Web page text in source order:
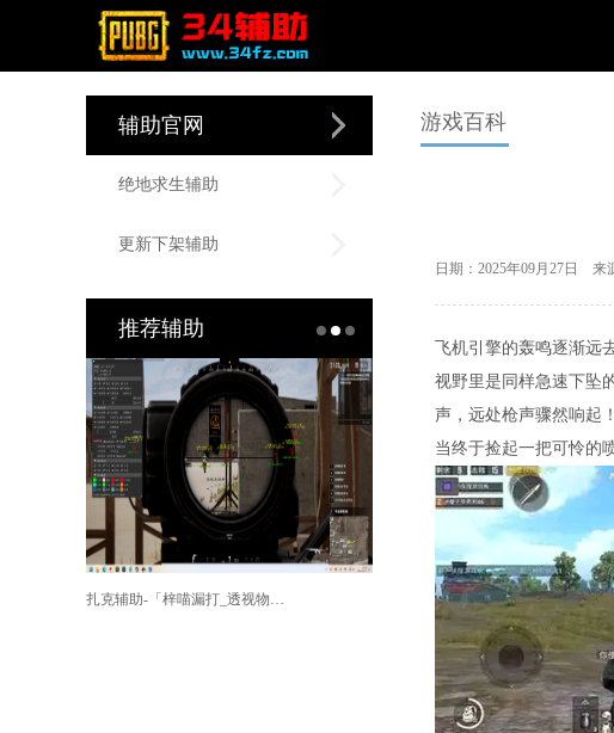
辅助官网
绝地求生辅助
更新下架辅助
推荐辅助
扎克辅助-「梓喵漏打_透视物资_清晰绘制」
游戏百科
日期：2025年09月27日
飞机引擎的轰鸣逐渐远
视野里是同样急速下坠
声，远处枪声骤然响起
当终于捡起一把可怜的